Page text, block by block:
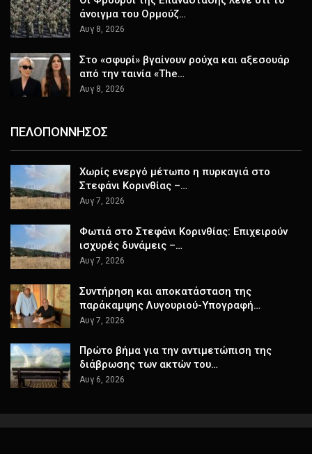
άνοιγμα του Ορμούζ…
Αυγ 8, 2026
Στο «σφυρί» βγαίνουν ρούχα και αξεσουάρ
από την ταινία «The…
Αυγ 8, 2026
ΠΕΛΟΠΟΝΝΗΣΟΣ
Χωρίς ενεργό μέτωπο η πυρκαγιά στο
Στεφάνι Κορινθίας –…
Αυγ 7, 2026
Φωτιά στο Στεφάνι Κορινθίας: Επιχειρούν
ισχυρές δυνάμεις –…
Αυγ 7, 2026
Συντήρηση και αποκατάσταση της
παράκαμψης Λυγουριού-Υπογραφή…
Αυγ 7, 2026
Πρώτο βήμα για την αντιμετώπιση της
διάβρωσης των ακτών του…
Αυγ 6, 2026